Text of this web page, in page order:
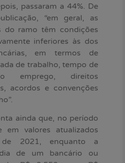
passaram a 44%. De
“em geral, as
do ramo têm condições
inferiores às dos
em termos de
de trabalho, tempo de
emprego, direitos
acordos e convenções
ainda que, no período
em valores atualizados
de 2021, enquanto a
de um bancário ou